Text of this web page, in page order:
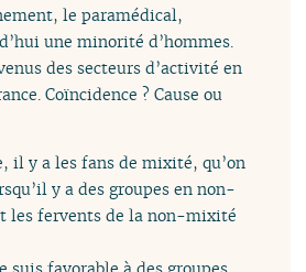
le paramédical,
une minorité d’hommes.
des secteurs d’activité en
Coïncidence ? Cause ou
il y a les fans de mixité, qu’on
y a des groupes en non-
les fervents de la non-mixité